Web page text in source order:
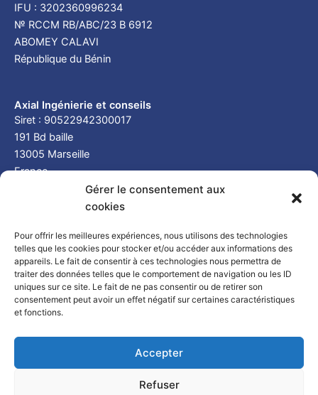
Gérer le consentement aux
cookies
Pour offrir les meilleures expériences, nous utilisons des technologies
telles que les cookies pour stocker et/ou accéder aux informations des
appareils. Le fait de consentir à ces technologies nous permettra de
traiter des données telles que le comportement de navigation ou les ID
uniques sur ce site. Le fait de ne pas consentir ou de retirer son
consentement peut avoir un effet négatif sur certaines caractéristiques
et fonctions.
Accepter
Refuser
IFU : 3202360996234
№ RCCM RB/ABC/23 B 6912
ABOMEY CALAVI
République du Bénin
Axial Ingénierie et conseils
Siret : 90522942300017
191 Bd baille
13005 Marseille
France
BET Structure
Diagnostic et Expertises techniques
Ingénierie et maîtrise d'œuvre
Captations d’images par drone aérien
Nos Zones d'Interventions
Burkina Faso
Côte d'Ivoire
Comores
France